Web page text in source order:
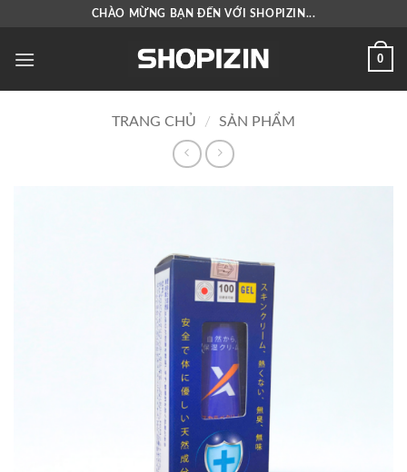
nội
CHÀO MỪNG BẠN ĐẾN VỚI SHOPIZIN...
0
TRANG CHỦ / SẢN PHẨM